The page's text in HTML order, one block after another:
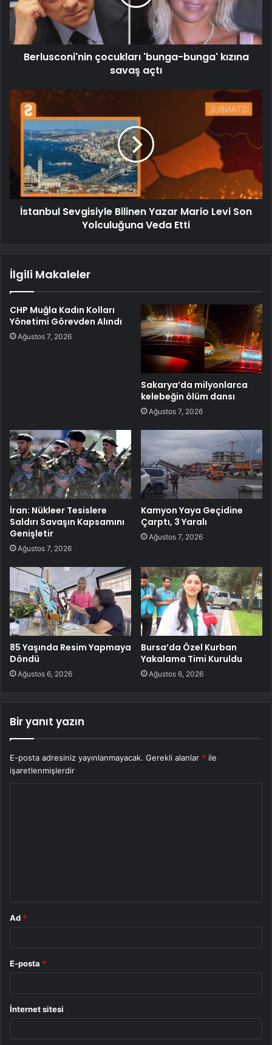
Berlusconi'nin çocukları 'bunga-bunga' kızına
savaş açtı
İstanbul Sevgisiyle Bilinen Yazar Mario Levi Son
Yolculuğuna Veda Etti
İlgili Makaleler
CHP Muğla Kadın Kolları
Yönetimi Görevden Alındı
Ağustos 7, 2026
Sakarya’da milyonlarca
kelebeğin ölüm dansı
Ağustos 7, 2026
İran: Nükleer Tesislere
Saldırı Savaşın Kapsamını
Genişletir
Ağustos 7, 2026
Kamyon Yaya Geçidine
Çarptı, 3 Yaralı
Ağustos 7, 2026
85 Yaşında Resim Yapmaya
Döndü
Ağustos 6, 2026
Bursa’da Özel Kurban
Yakalama Timi Kuruldu
Ağustos 6, 2026
Bir yanıt yazın
E-posta adresiniz yayınlanmayacak. Gerekli alanlar * ile
işaretlenmişlerdir
Ad *
E-posta *
İnternet sitesi